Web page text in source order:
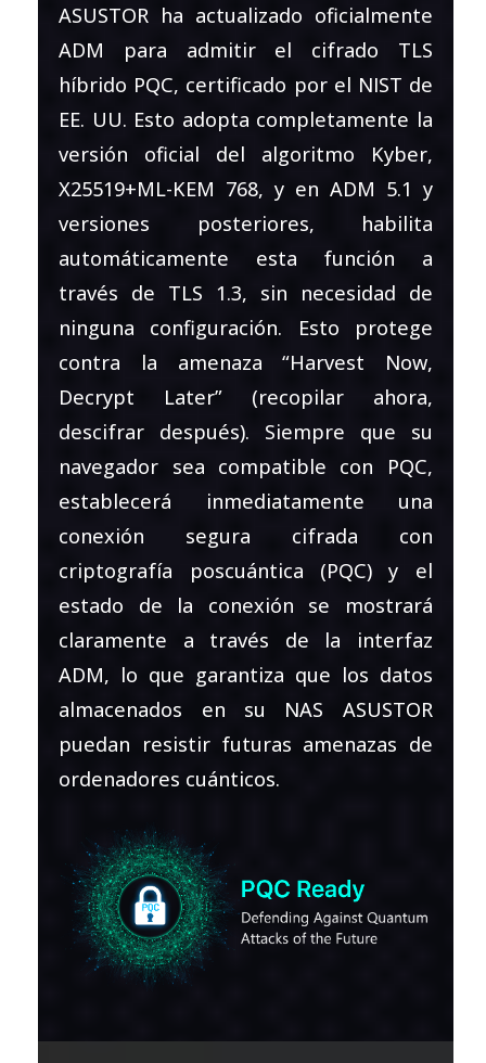
ASUSTOR ha actualizado oficialmente
ADM para admitir el cifrado TLS
híbrido PQC, certificado por el NIST de
EE. UU. Esto adopta completamente la
versión oficial del algoritmo Kyber,
X25519+ML-KEM 768, y en ADM 5.1 y
versiones posteriores, habilita
automáticamente esta función a
través de TLS 1.3, sin necesidad de
ninguna configuración. Esto protege
contra la amenaza “Harvest Now,
Decrypt Later” (recopilar ahora,
descifrar después). Siempre que su
navegador sea compatible con PQC,
establecerá inmediatamente una
conexión segura cifrada con
criptografía poscuántica (PQC) y el
estado de la conexión se mostrará
claramente a través de la interfaz
ADM, lo que garantiza que los datos
almacenados en su NAS ASUSTOR
puedan resistir futuras amenazas de
ordenadores cuánticos.